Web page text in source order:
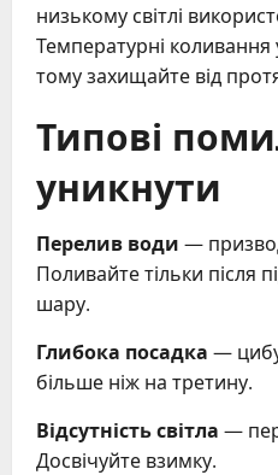
низькому світлі
Температурні коливання
тому захищайте від
Типові
уникнути
Перелив води —
Поливайте тільки після
шару.
Глибока посадка —
більше ніж на третину.
Відсутність світла —
Досвічуйте взимку.